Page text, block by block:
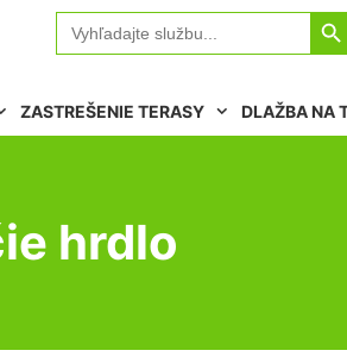
Search
for:
Search
ZASTREŠENIE TERASY DLAŽBA NA
hrdlo